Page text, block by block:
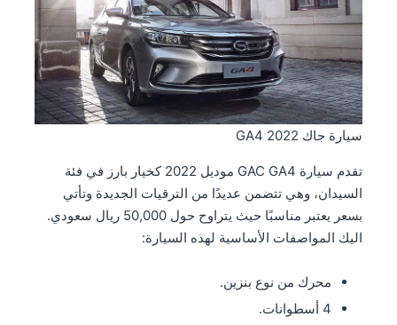
سيارة جاك GA4 2022
تقدم سيارة GAC GA4 موديل 2022 كخيار بارز في فئة
السيدان، وهي تتضمن عديدًا من الترقيات الجديدة وتأتي
بسعر يعتبر مناسبًا حيث يتراوح حول 50,000 ريال سعودي.
اليك المواصفات الأساسية لهذه السيارة:
محرك من نوع بنزين.
4 أسطوانات.